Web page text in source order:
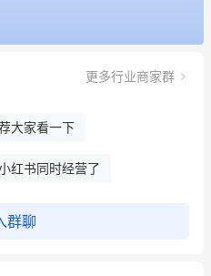
更多行业商家群
啦❤️
联系我
大家看一下
红书同时经营了
群聊